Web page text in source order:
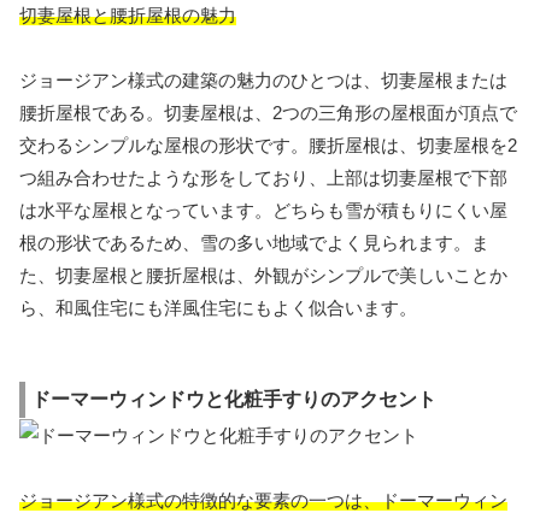
切妻屋根と腰折屋根の魅力
ジョージアン様式の建築の魅力のひとつは、切妻屋根または
腰折屋根である。切妻屋根は、2つの三角形の屋根面が頂点で
交わるシンプルな屋根の形状です。腰折屋根は、切妻屋根を2
つ組み合わせたような形をしており、上部は切妻屋根で下部
は水平な屋根となっています。どちらも雪が積もりにくい屋
根の形状であるため、雪の多い地域でよく見られます。ま
た、切妻屋根と腰折屋根は、外観がシンプルで美しいことか
ら、和風住宅にも洋風住宅にもよく似合います。
ドーマーウィンドウと化粧手すりのアクセント
ジョージアン様式の特徴的な要素の一つは、ドーマーウィン